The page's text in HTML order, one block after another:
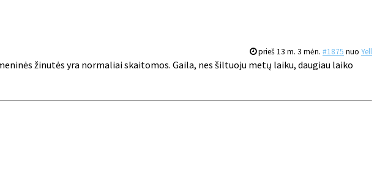
prieš 13 m. 3 mėn. #1875 nuo Yell
žinutės yra normaliai skaitomos. Gaila, nes šiltuoju metų laiku, daugiau laiko